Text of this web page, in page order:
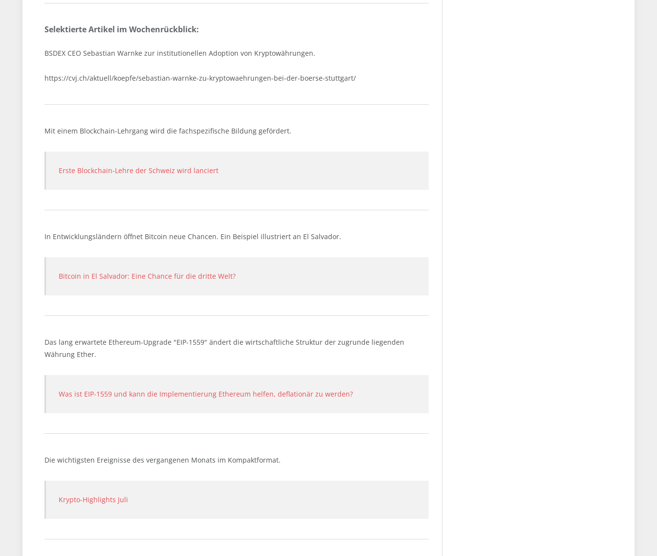
Selektierte Artikel im Wochenrückblick:
BSDEX CEO Sebastian Warnke zur institutionellen Adoption von Kryptowährungen.
https://cvj.ch/aktuell/koepfe/sebastian-warnke-zu-kryptowaehrungen-bei-der-boerse-stuttgart/
Mit einem Blockchain-Lehrgang wird die fachspezifische Bildung gefördert.
Erste Blockchain-Lehre der Schweiz wird lanciert
In Entwicklungsländern öffnet Bitcoin neue Chancen. Ein Beispiel illustriert an El Salvador.
Bitcoin in El Salvador: Eine Chance für die dritte Welt?
Das lang erwartete Ethereum-Upgrade "EIP-1559" ändert die wirtschaftliche Struktur der zugrunde liegenden
Währung Ether.
Was ist EIP-1559 und kann die Implementierung Ethereum helfen, deflationär zu werden?
Die wichtigsten Ereignisse des vergangenen Monats im Kompaktformat.
Krypto-Highlights Juli